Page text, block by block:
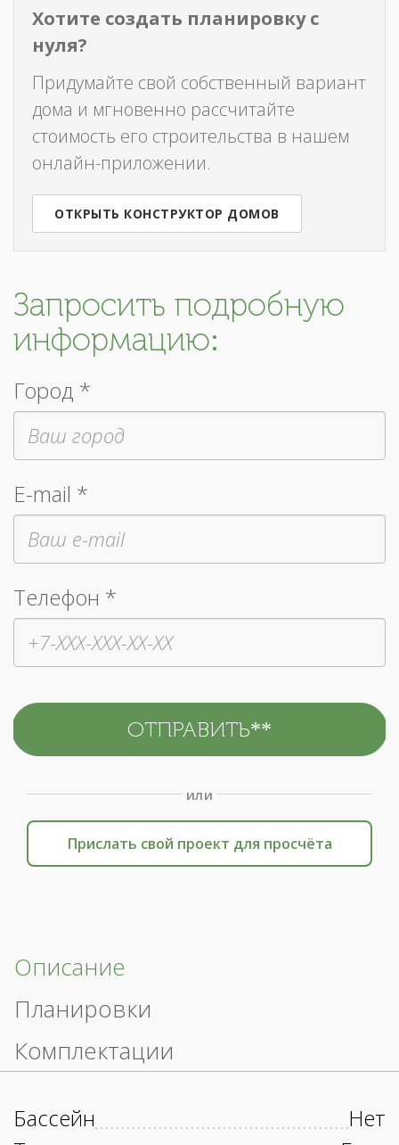
Хотите создать планировку с
нуля?
Придумайте свой собственный вариант
дома и мгновенно рассчитайте
стоимость его строительства в нашем
онлайн-приложении.
ОТКРЫТЬ КОНСТРУКТОР ДОМОВ
Запросить подробную
информацию:
Город *
E-mail *
Телефон *
или
Прислать свой проект для просчёта
Описание
Планировки
Комплектации
Бассейн
Нет